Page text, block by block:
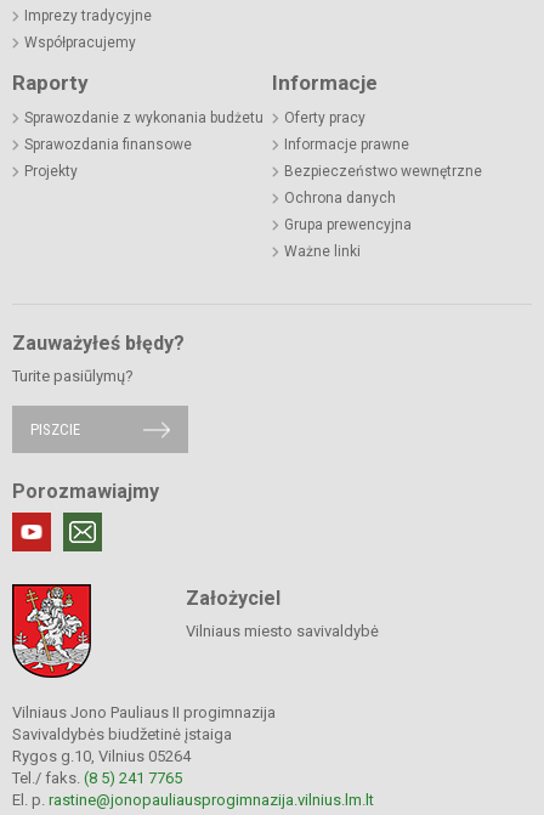
Imprezy tradycyjne
Współpracujemy
Raporty
Sprawozdanie z wykonania budżetu
Sprawozdania finansowe
Projekty
Informacje
Oferty pracy
Informacje prawne
Bezpieczeństwo wewnętrzne
Ochrona danych
Grupa prewencyjna
Ważne linki
Zauważyłeś błędy?
Turite pasiūlymų?
PISZCIE
Porozmawiajmy
Założyciel
Vilniaus miesto savivaldybė
Vilniaus Jono Pauliaus II progimnazija
Savivaldybės biudžetinė įstaiga
Rygos g.10, Vilnius 05264
Tel./ faks. (8 5) 241 7765
El. p. rastine@jonopauliausprogimnazija.vilnius.lm.lt